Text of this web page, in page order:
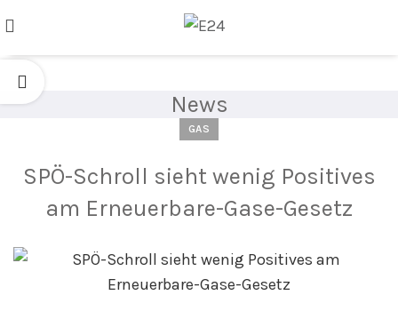
News
GAS
SPÖ-Schroll sieht wenig Positives
am Erneuerbare-Gase-Gesetz